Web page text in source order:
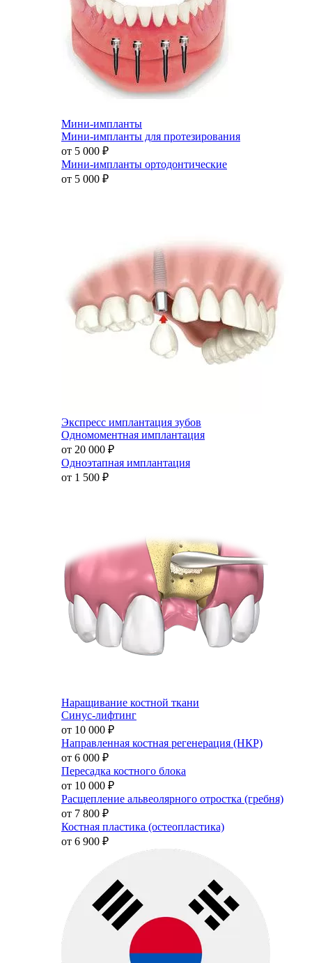
Мини-импланты
Мини-импланты для протезирования
от 5 000 ₽
Мини-импланты ортодонтические
от 5 000 ₽
Экспресс имплантация зубов
Одномоментная имплантация
от 20 000 ₽
Одноэтапная имплантация
от 1 500 ₽
Наращивание костной ткани
Синус-лифтинг
от 10 000 ₽
Направленная костная регенерация (НКР)
от 6 000 ₽
Пересадка костного блока
от 10 000 ₽
Расщепление альвеолярного отростка (гребня)
от 7 800 ₽
Костная пластика (остеопластика)
от 6 900 ₽